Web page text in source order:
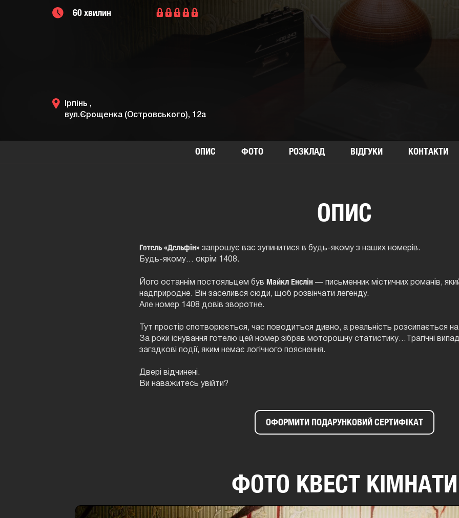
60 хвилин
Ірпінь ,
вул.Єрощенка (Островського), 12а
ОПИС ФОТО РОЗКЛАД ВІДГУКИ КОНТАКТИ
ОПИС
Готель «Дельфін» запрошує вас зупинитися в будь-якому з наших номерів.
Будь-якому… окрім 1408.
Його останнім постояльцем був Майкл Енслін — письменник містичних романів,
надприродне. Він заселився сюди, щоб розвінчати легенду.
Але номер 1408 довів зворотне.
Тут простір спотворюється, час поводиться дивно, а реальність розсипається
За роки існування готелю цей номер зібрав моторошну статистику…Трагічні
загадкові події, яким немає логічного пояснення.
Двері відчинені.
Ви наважитесь увійти?
ОФОРМИТИ ПОДАРУНКОВИЙ СЕРТИФІКАТ
ФОТО КВЕСТ КІМНАТИ